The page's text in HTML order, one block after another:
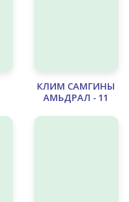
КЛИМ САМГИНЫ
АМЬДРАЛ - 11